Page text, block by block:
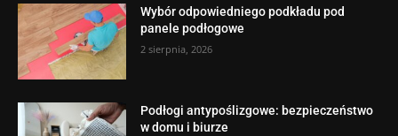
Wybór odpowiedniego podkładu pod
panele podłogowe
2 sierpnia, 2026
Podłogi antypoślizgowe: bezpieczeństwo
w domu i biurze